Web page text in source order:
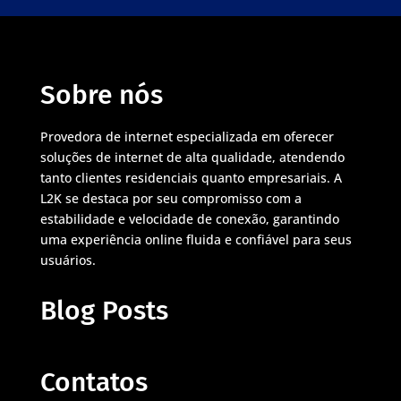
Sobre nós
Provedora de internet especializada em oferecer
soluções de internet de alta qualidade, atendendo
tanto clientes residenciais quanto empresariais. A
L2K se destaca por seu compromisso com a
estabilidade e velocidade de conexão, garantindo
uma experiência online fluida e confiável para seus
usuários.
Blog Posts
Contatos